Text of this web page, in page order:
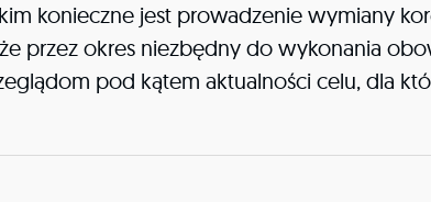
konieczne jest prowadzenie wymiany
przez okres niezbędny do wykonania
pod kątem aktualności celu, dla